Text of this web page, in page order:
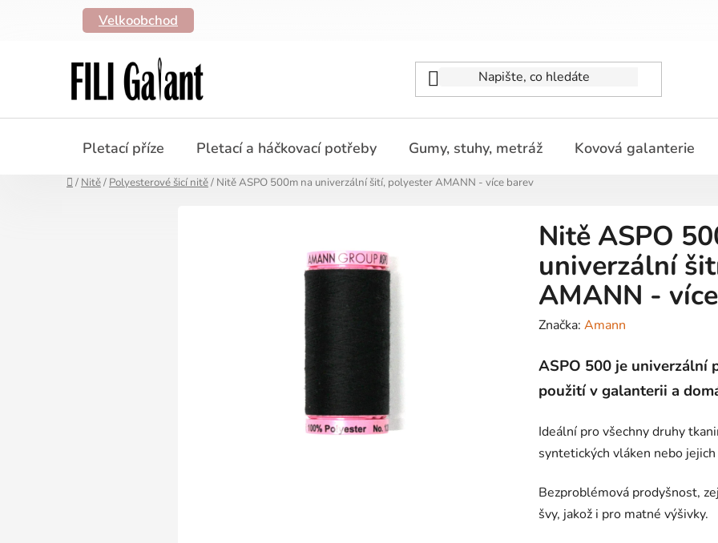
Velkoobchod
Pletací příze Pletací a háčkovací potřeby Gumy, stuhy, metráž Kovová galanterie
Domů
/ Nitě/ Polyesterové šicí nitě/ Nitě ASPO 500m na univerzální šití, polyester AMANN - více barev
Nitě ASPO
univerzální
AMANN -
Značka: Amann
ASPO 500 je univerzální
použití v galanterii a
Ideální pro všechny druhy
syntetických vláken nebo
Bezproblémová prodyšnost,
švy, jakož i pro matné výšivky.